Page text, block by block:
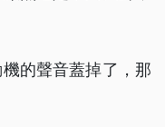
的聲音蓋掉了，那